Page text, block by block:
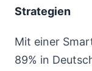
Strategien
Mit einer
89% in